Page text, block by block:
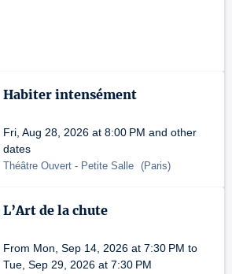
Habiter intensément
Fri, Aug 28, 2026 at 8:00 PM and other
dates
Théâtre Ouvert - Petite Salle (Paris)
L’Art de la chute
From Mon, Sep 14, 2026 at 7:30 PM to
Tue, Sep 29, 2026 at 7:30 PM